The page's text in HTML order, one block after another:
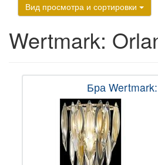
Вид просмотра и сортировки
Wertmark:
Бра